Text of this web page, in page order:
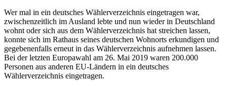
Wer mal in ein deutsches Wählerverzeichnis eingetragen war,
zwischenzeitlich im Ausland lebte und nun wieder in Deutschland
wohnt oder sich aus dem Wählerverzeichnis hat streichen lassen,
konnte sich im Rathaus seines deutschen Wohnorts erkundigen und
gegebenenfalls erneut in das Wählerverzeichnis aufnehmen lassen.
Bei der letzten Europawahl am 26. Mai 2019 waren 200.000
Personen aus anderen EU-Ländern in ein deutsches
Wählerverzeichnis eingetragen.